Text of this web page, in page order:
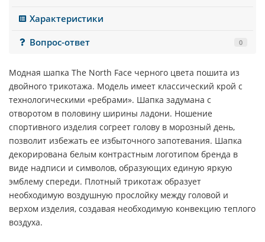
Характеристики
Вопрос-ответ
0
Модная шапка The North Face черного цвета пошита из
двойного трикотажа. Модель имеет классический крой с
технологическими «ребрами». Шапка задумана с
отворотом в половину ширины ладони. Ношение
спортивного изделия согреет голову в морозный день,
позволит избежать ее избыточного запотевания. Шапка
декорирована белым контрастным логотипом бренда в
виде надписи и символов, образующих единую яркую
эмблему спереди. Плотный трикотаж образует
необходимую воздушную прослойку между головой и
верхом изделия, создавая необходимую конвекцию теплого
воздуха.